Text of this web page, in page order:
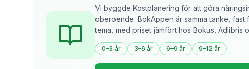
Vi byggde Kostplanering för att göra
oberoende. BokAppen är samma tanke,
tema, med priset jämfört hos Bokus, Adlibris
0–3 år 3–6 år 6–9 år 9–12 år